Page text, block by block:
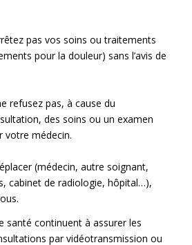
pas vos soins ou traitements
pour la douleur) sans l’avis de
refusez pas, à cause du
des soins ou un examen
votre médecin.
(médecin, autre soignant,
cabinet de radiologie, hôpital…),
santé continuent à assurer les
par vidéotransmission ou